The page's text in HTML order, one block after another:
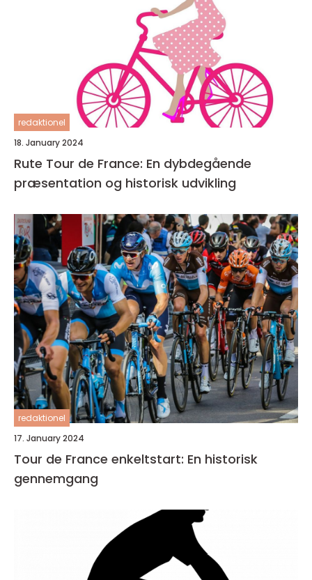
redaktionel
18. January 2024
Rute Tour de France: En dybdegående
præsentation og historisk udvikling
redaktionel
17. January 2024
Tour de France enkeltstart: En historisk
gennemgang